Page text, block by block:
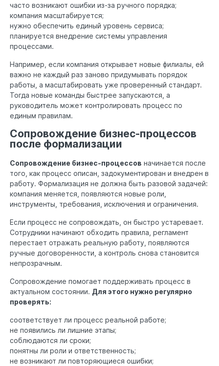
часто возникают ошибки из-за ручного порядка;
компания масштабируется;
нужно обеспечить единый уровень сервиса;
планируется внедрение системы управления
процессами.
Например, если компания открывает новые филиалы, ей
важно не каждый раз заново придумывать порядок
работы, а масштабировать уже проверенный стандарт.
Тогда новые команды быстрее запускаются, а
руководитель может контролировать процесс по
единым правилам.
Сопровождение бизнес-процессов
после формализации
Сопровождение бизнес-процессов начинается после
того, как процесс описан, задокументирован и внедрен в
работу. Формализация не должна быть разовой задачей:
компания меняется, появляются новые роли,
инструменты, требования, исключения и ограничения.
Если процесс не сопровождать, он быстро устаревает.
Сотрудники начинают обходить правила, регламент
перестает отражать реальную работу, появляются
ручные договоренности, а контроль снова становится
непрозрачным.
Сопровождение помогает поддерживать процесс в
актуальном состоянии. Для этого нужно регулярно
проверять:
соответствует ли процесс реальной работе;
не появились ли лишние этапы;
соблюдаются ли сроки;
понятны ли роли и ответственность;
не возникают ли повторяющиеся ошибки;